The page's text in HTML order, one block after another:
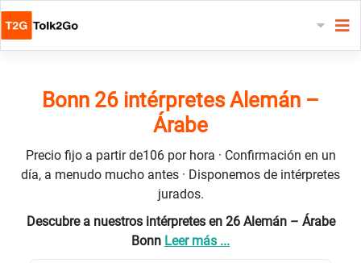
Bonn 26 intérpretes Alemán –
Árabe
Precio fijo a partir de106 por hora · Confirmación en un
día, a menudo mucho antes · Disponemos de intérpretes
jurados.
Descubre a nuestros intérpretes en 26 Alemán – Árabe
Bonn Leer más ...